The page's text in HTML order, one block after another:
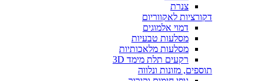
צנרת
דקורציות לאקווריום
דמוי אלמוגים
מסלעות טבעיות
מסלעות מלאכותיות
רקעים תלת מימד 3D
תוספים, מזונות ונלווה